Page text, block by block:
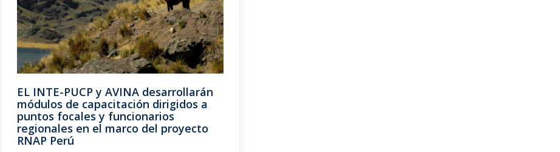
EL INTE-PUCP y AVINA desarrollarán
módulos de capacitación dirigidos a
puntos focales y funcionarios
regionales en el marco del proyecto
RNAP Perú